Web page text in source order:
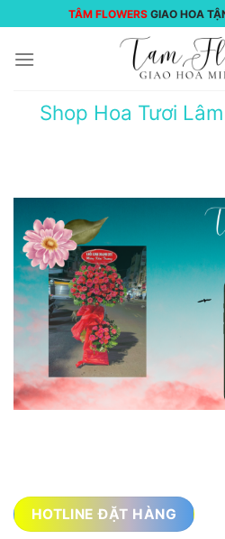
đến
nội
TÂM FLOWERS GIAO HOA
Shop Hoa Tươi
HOTLINE ĐẶT HÀNG